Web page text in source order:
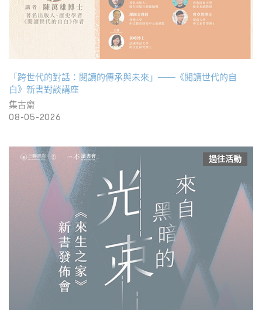
「跨世代的對話：閱讀的傳承與未來」——《閱讀世代的自
白》新書對談講座
集古齋
08-05-2026
過往活動